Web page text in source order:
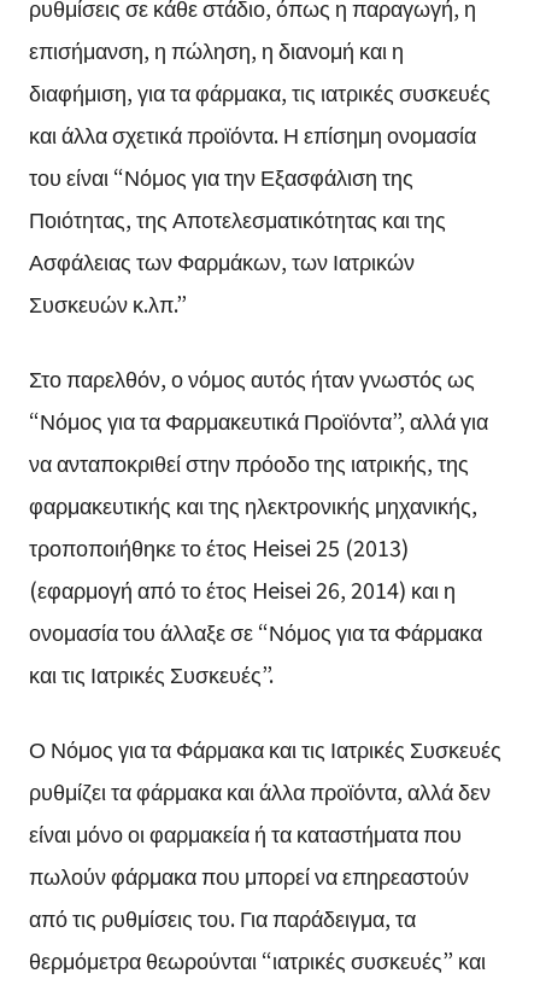
ρυθμίσεις σε κάθε στάδιο, όπως η παραγωγή, η
επισήμανση, η πώληση, η διανομή και η
διαφήμιση, για τα φάρμακα, τις ιατρικές συσκευές
και άλλα σχετικά προϊόντα. Η επίσημη ονομασία
του είναι “Νόμος για την Εξασφάλιση της
Ποιότητας, της Αποτελεσματικότητας και της
Ασφάλειας των Φαρμάκων, των Ιατρικών
Συσκευών κ.λπ.”
Στο παρελθόν, ο νόμος αυτός ήταν γνωστός ως
“Νόμος για τα Φαρμακευτικά Προϊόντα”, αλλά για
να ανταποκριθεί στην πρόοδο της ιατρικής, της
φαρμακευτικής και της ηλεκτρονικής μηχανικής,
τροποποιήθηκε το έτος Heisei 25 (2013)
(εφαρμογή από το έτος Heisei 26, 2014) και η
ονομασία του άλλαξε σε “Νόμος για τα Φάρμακα
και τις Ιατρικές Συσκευές”.
Ο Νόμος για τα Φάρμακα και τις Ιατρικές Συσκευές
ρυθμίζει τα φάρμακα και άλλα προϊόντα, αλλά δεν
είναι μόνο οι φαρμακεία ή τα καταστήματα που
πωλούν φάρμακα που μπορεί να επηρεαστούν
από τις ρυθμίσεις του. Για παράδειγμα, τα
θερμόμετρα θεωρούνται “ιατρικές συσκευές” και